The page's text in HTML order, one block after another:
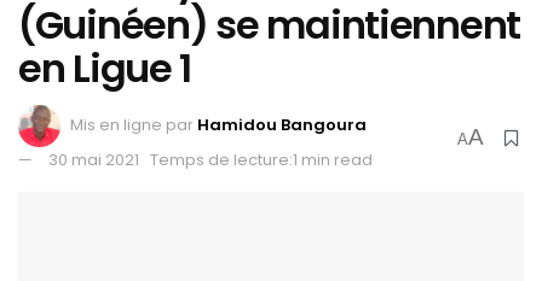
(Guinéen) se maintiennent
en Ligue 1
Mis en ligne par Hamidou Bangoura
30 mai 2021 Temps de lecture:1 min read
AA